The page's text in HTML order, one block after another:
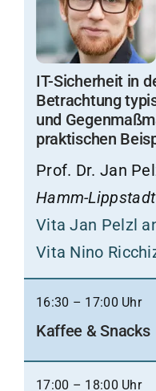
IT-Sicherheit in
Betrachtung
und
praktischen
Prof. Dr. Jan
Hamm-Lippstadt
Vita Jan Pelzl
Vita Nino
16:30 – 17:00 Uhr
Kaffee & Snacks
17:00 – 18:00 Uhr